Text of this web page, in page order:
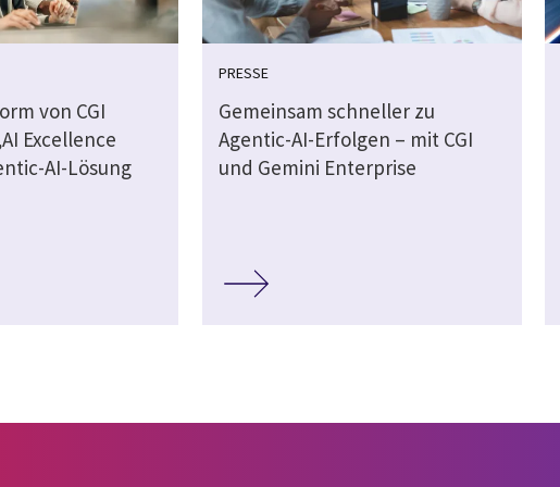
von CGI
Excellence
AI-Lösung
PRESSE
Gemeinsam schneller zu
Agentic-AI-Erfolgen – mit CGI
und Gemini Enterprise